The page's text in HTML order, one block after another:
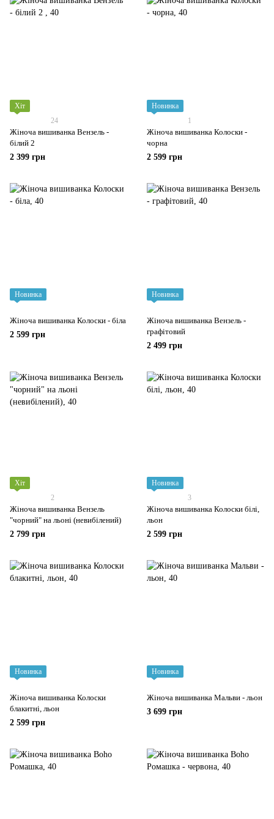
Хіт
24
Жіноча вишиванка Вензель -
білий 2
2 399 грн
Новинка
1
Жіноча вишиванка Колоски -
чорна
2 599 грн
Новинка
Жіноча вишиванка Колоски - біла
2 599 грн
Новинка
Жіноча вишиванка Вензель -
графітовий
2 499 грн
Хіт
2
Жіноча вишиванка Вензель
"чорний" на льоні (невибілений)
2 799 грн
Новинка
3
Жіноча вишиванка Колоски білі,
льон
2 599 грн
Новинка
Жіноча вишиванка Колоски
блакитні, льон
2 599 грн
Новинка
Жіноча вишиванка Мальви - льон
3 699 грн